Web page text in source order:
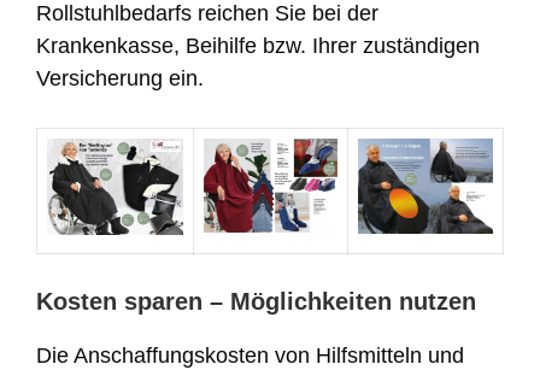
Rollstuhlbedarfs reichen Sie bei der
Krankenkasse, Beihilfe bzw. Ihrer zuständigen
Versicherung ein.
Kosten sparen – Möglichkeiten nutzen
Die Anschaffungskosten von Hilfsmitteln und